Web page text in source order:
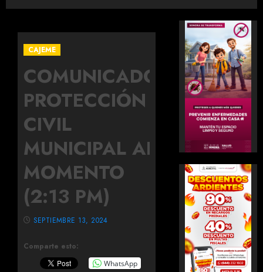
CAJEME
COMUNICADO
PROTECCIÓN
CIVIL
MUNICIPAL AL
MOMENTO
(2:13 PM)
Comparte esto:
WhatsApp
SEPTIEMBRE 13, 2024